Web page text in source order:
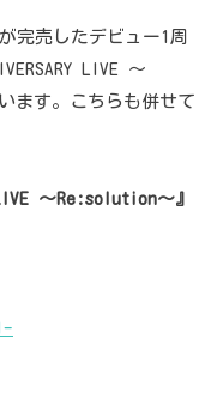
完売したデビュー1周
LIVE ～
ます。こちらも併せて
～Re:solution～』